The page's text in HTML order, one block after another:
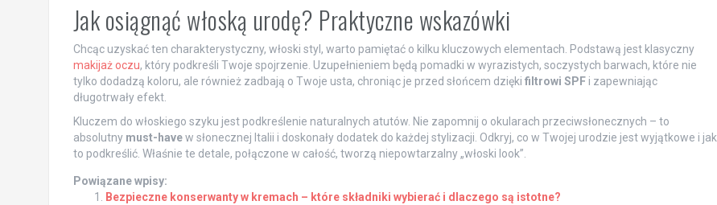
Jak osiągnąć włoską urodę? Praktyczne wskazówki
Chcąc uzyskać ten charakterystyczny, włoski styl, warto pamiętać o kilku kluczowych elementach. Podstawą jest klasyczny
makijaż oczu, który podkreśli Twoje spojrzenie. Uzupełnieniem będą pomadki w wyrazistych, soczystych barwach, które nie
tylko dodadzą koloru, ale również zadbają o Twoje usta, chroniąc je przed słońcem dzięki filtrowi SPFi zapewniając
długotrwały efekt.
Kluczem do włoskiego szyku jest podkreślenie naturalnych atutów. Nie zapomnij o okularach przeciwsłonecznych – to
absolutny must-havew słonecznej Italii i doskonały dodatek do każdej stylizacji. Odkryj, co w Twojej urodzie jest wyjątkowe i jak
to podkreślić. Właśnie te detale, połączone w całość, tworzą niepowtarzalny „włoski look”.
Powiązane wpisy:
Bezpieczne konserwanty w kremach – które składniki wybierać i dlaczego są istotne?